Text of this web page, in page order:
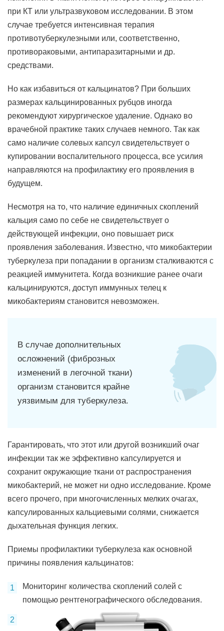
при КТ или ультразвуковом исследовании. В этом
случае требуется интенсивная терапия
противотуберкулезными или, соответственно,
противораковыми, антипаразитарными и др.
средствами.
Но как избавиться от кальцинатов? При больших
размерах кальцинированных рубцов иногда
рекомендуют хирургическое удаление. Однако во
врачебной практике таких случаев немного. Так как
само наличие солевых капсул свидетельствует о
купировании воспалительного процесса, все усилия
направляются на профилактику его проявления в
будущем.
Несмотря на то, что наличие единичных скоплений
кальция само по себе не свидетельствует о
действующей инфекции, оно повышает риск
проявления заболевания. Известно, что микобактерии
туберкулеза при попадании в организм сталкиваются с
реакцией иммунитета. Когда возникшие ранее очаги
кальцинируются, доступ иммунных телец к
микобактериям становится невозможен.
В случае дополнительных
осложнений (фиброзных
изменений в легочной ткани)
организм становится крайне
уязвимым для туберкулеза.
Гарантировать, что этот или другой возникший очаг
инфекции так же эффективно капсулируется и
сохранит окружающие ткани от распространения
микобактерий, не может ни одно исследование. Кроме
всего прочего, при многочисленных мелких очагах,
капсулированных кальциевыми солями, снижается
дыхательная функция легких.
Приемы профилактики туберкулеза как основной
причины появления кальцинатов:
Мониторинг количества скоплений солей с
помощью рентгенографического обследования.